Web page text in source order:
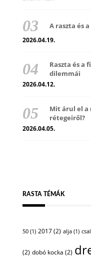
A raszta és
2026.04.19.
Raszta és a
dilemmái
2026.04.12.
Mit árul el a
rétegeiről?
2026.04.05.
RASTA TÉMÁK
50 (1) 2017(2) alja (1)
(2) dobó kocka (2)